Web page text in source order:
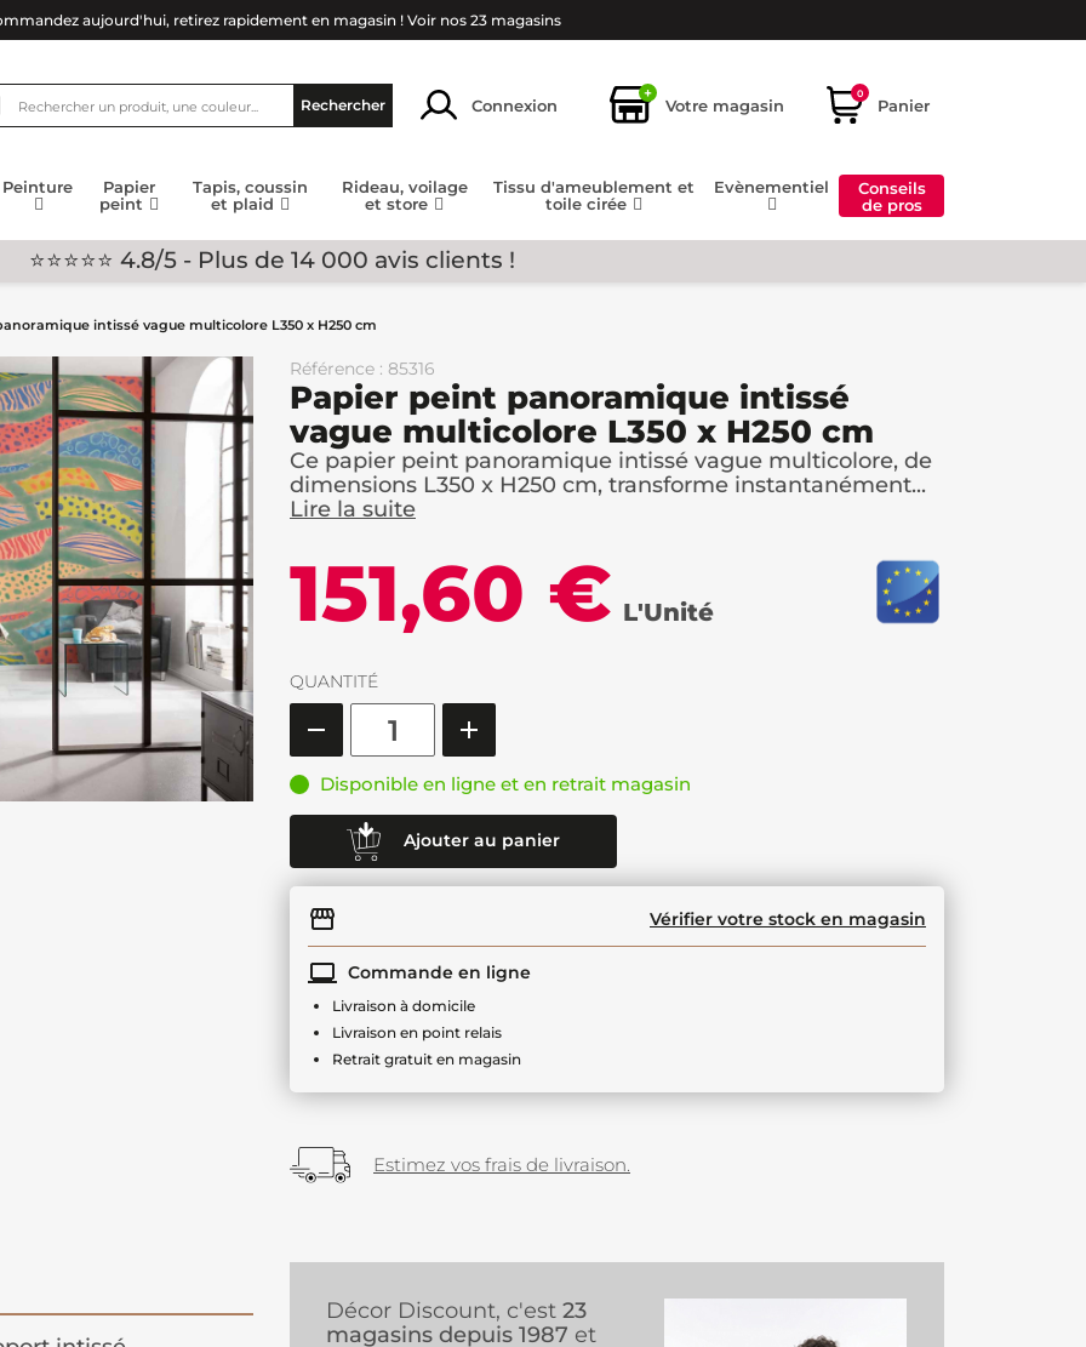
aujourd'hui, retirez rapidement en magasin ! Voir nos 23 magasins
Rechercher Connexion
+
Votre magasin
0
Panier
Peinture
Papier
peint
Tapis, coussin
et plaid
Rideau, voilage
et store
Tissu d'ameublement et
toile cirée
Evènementiel
Conseils
de pros
⭐⭐⭐⭐⭐ 4.8/5 - Plus de 14 000 avis clients !
intissé vague multicolore L350 x H250 cm
Référence : 85316
Papier peint panoramique intissé
vague multicolore L350 x H250 cm
Ce papier peint panoramique intissé vague multicolore, de
dimensions L350 x H250 cm, transforme instantanément...
Lire la suite
151,60 € L'Unité
QUANTITÉ
Disponible en ligne et en retrait magasin
Ajouter au panier
Vérifier votre stock en magasin
Commande en ligne
Livraison à domicile
Livraison en point relais
Retrait gratuit en magasin
Estimez vos frais de livraison.
Décor Discount, c'est 23
magasins depuis 1987 et